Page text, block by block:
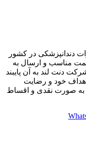
دندانپزشکی در کشور
مناسب و ارسال به
دنت لند به آن پایبند
خود و رضایت
به صورت نقدی و اقساط